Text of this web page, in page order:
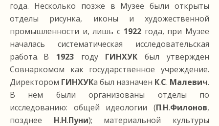
года. Несколько позже в Музее были открыты
отделы рисунка, иконы и художественной
промышленности и, лишь с 1922года, при Музее
началась систематическая исследовательская
работа. В 1923году ГИНХУК был утвержден
Совнаркомом как государственное учреждение.
Директором ГИНХУКа был назначен К.С. Малевич.
В нем были организованы отделы по
исследованию: общей идеологии (П.Н.Филонов,
позднее Н.Н.Пуни); материальной культуры